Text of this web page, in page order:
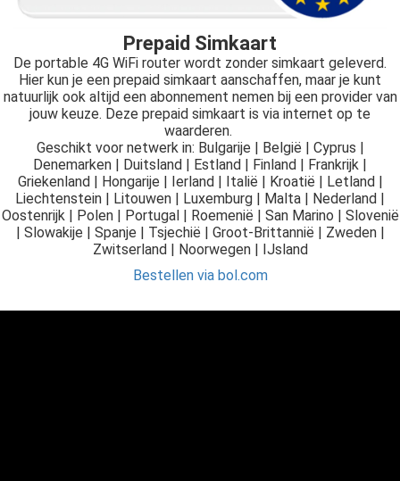
Prepaid Simkaart
De portable 4G WiFi router wordt zonder simkaart geleverd.
Hier kun je een prepaid simkaart aanschaffen, maar je kunt
natuurlijk ook altijd een abonnement nemen bij een provider van
jouw keuze. Deze prepaid simkaart is via internet op te
waarderen.
Geschikt voor netwerk in: Bulgarije | België | Cyprus |
Denemarken | Duitsland | Estland | Finland | Frankrijk |
Griekenland | Hongarije | Ierland | Italië | Kroatië | Letland |
Liechtenstein | Litouwen | Luxemburg | Malta | Nederland |
Oostenrijk | Polen | Portugal | Roemenië | San Marino | Slovenië
| Slowakije | Spanje | Tsjechië | Groot-Brittannië | Zweden |
Zwitserland | Noorwegen | IJsland
Bestellen via bol.com